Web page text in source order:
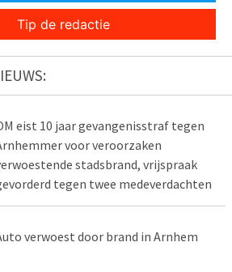
Tip de redactie
eist 10 jaar gevangenisstraf tegen
voor veroorzaken
stadsbrand, vrijspraak
tegen twee medeverdachten
verwoest door brand in Arnhem